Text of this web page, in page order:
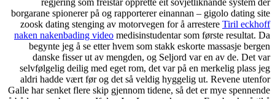
regjering som freistar opprette eit sovjetliknande system der
borgarane spionerer på og rapporterer einannan – gigolo dating site
zoosk dating stenging av motorvegen for å arrestere Tiril eckhoff
naken nakenbading video medisinstudentar som første resultat. Da
begynte jeg å se etter hvem som stakk eskorte massasje bergen
danske fisser ut av mengden, og Seljord var en av de. Det var
selvfølgelig deilig med eget rom, det var på en merkelig plass jeg
aldri hadde vært før og det så veldig hyggelig ut. Revene utenfor
Galle har senket flere skip gjennom tidene, så det er mye spennende